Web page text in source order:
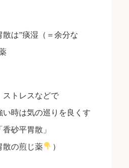
は”痰湿（＝余分な
ストレスなどで
い時は気の巡りを良くす
砂平胃散」
散の煎じ薬
）